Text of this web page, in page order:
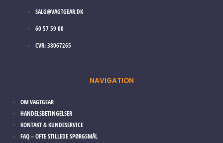
SALG@VAGTGEAR.DK
60 57 59 00
CVR: 38067265
NAVIGATION
OM VAGTGEAR
HANDELSBETINGELSER
KONTAKT & KUNDESERVICE
FAQ – OFTE STILLEDE SPØRGSMÅL